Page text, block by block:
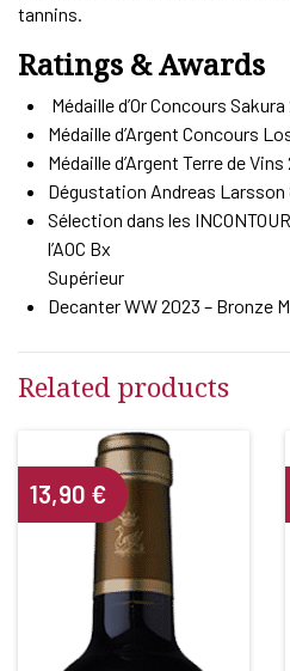
tannins.
Ratings & Awards
Médaille d’Or Concours
Médaille d’Argent Concours
Médaille d’Argent Terre de Vins
Dégustation Andreas Larsson
Sélection dans les
l’AOC Bx
Supérieur
Decanter WW 2023 – Bronze
Related products
13,90 €